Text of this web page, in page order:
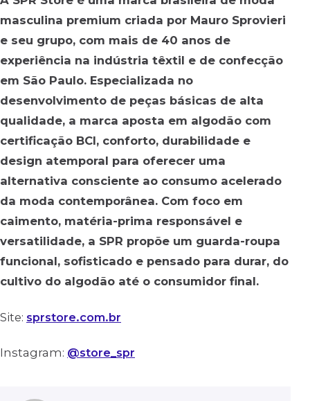
masculina premium criada por Mauro Sprovieri
e seu grupo, com mais de 40 anos de
experiência na indústria têxtil e de confecção
em São Paulo. Especializada no
desenvolvimento de peças básicas de alta
qualidade, a marca aposta em algodão com
certificação BCI, conforto, durabilidade e
design atemporal para oferecer uma
alternativa consciente ao consumo acelerado
da moda contemporânea. Com foco em
caimento, matéria-prima responsável e
versatilidade, a SPR propõe um guarda-roupa
funcional, sofisticado e pensado para durar, do
cultivo do algodão até o consumidor final.
Site: sprstore.com.br
Instagram: @store_spr